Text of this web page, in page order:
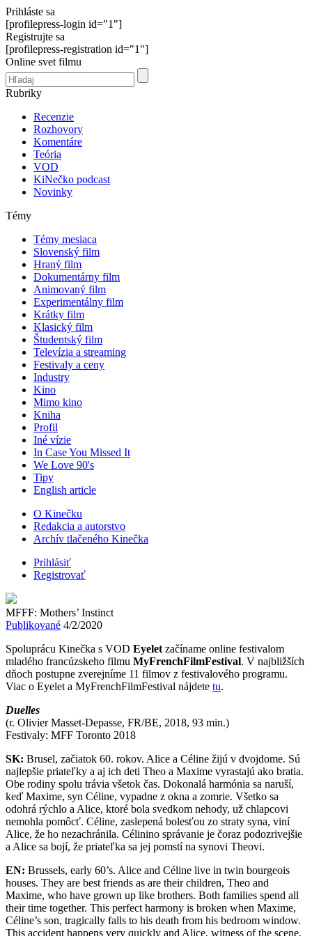
Prihláste sa
[profilepress-login id="1"]
Registrujte sa
[profilepress-registration id="1"]
Online svet filmu
Rubriky
Recenzie
Rozhovory
Komentáre
Teória
VOD
KiNečko podcast
Novinky
Témy
Témy mesiaca
Slovenský film
Hraný film
Dokumentárny film
Animovaný film
Experimentálny film
Krátky film
Klasický film
Študentský film
Televízia a streaming
Festivaly a ceny
Industry
Kino
Mimo kino
Kniha
Profil
Iné vízie
In Case You Missed It
We Love 90's
Tipy
English article
O Kinečku
Redakcia a autorstvo
Archív tlačeného Kinečka
Prihlásiť
Registrovať
MFFF: Mothers’ Instinct
Publikované 4/2/2020
Spoluprácu Kinečka s VOD Eyelet začíname online festivalom
mladého francúzskeho filmu MyFrenchFilmFestival. V najbližších
dňoch postupne zverejníme 11 filmov z festivalového programu.
Viac o Eyelet a MyFrenchFilmFestival nájdete tu.
Duelles
(r. Olivier Masset-Depasse, FR/BE, 2018, 93 min.)
Festivaly: MFF Toronto 2018
SK: Brusel, začiatok 60. rokov. Alice a Céline žijú v dvojdome. Sú
najlepšie priateľky a aj ich deti Theo a Maxime vyrastajú ako bratia.
Obe rodiny spolu trávia všetok čas. Dokonalá harmónia sa naruší,
keď Maxime, syn Céline, vypadne z okna a zomrie. Všetko sa
odohrá rýchlo a Alice, ktoré bola svedkom nehody, už chlapcovi
nemohla pomôcť. Céline, zaslepená bolesťou zo straty syna, viní
Alice, že ho nezachránila. Célinino správanie je čoraz podozrivejšie
a Alice sa bojí, že priateľka sa jej pomstí na synovi Theovi.
EN: Brussels, early 60’s. Alice and Céline live in twin bourgeois
houses. They are best friends as are their children, Theo and
Maxime, who have grown up like brothers. Both families spend all
their time together. This perfect harmony is broken when Maxime,
Céline’s son, tragically falls to his death from his bedroom window.
This accident happens very quickly and Alice, witness of the scene,